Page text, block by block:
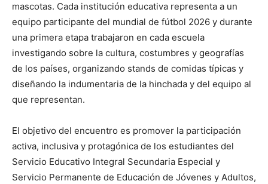
mascotas. Cada institución educativa representa a un
equipo participante del mundial de fútbol 2026 y durante
una primera etapa trabajaron en cada escuela
investigando sobre la cultura, costumbres y geografías
de los países, organizando stands de comidas típicas y
diseñando la indumentaria de la hinchada y del equipo al
que representan.
El objetivo del encuentro es promover la participación
activa, inclusiva y protagónica de los estudiantes del
Servicio Educativo Integral Secundaria Especial y
Servicio Permanente de Educación de Jóvenes y Adultos,